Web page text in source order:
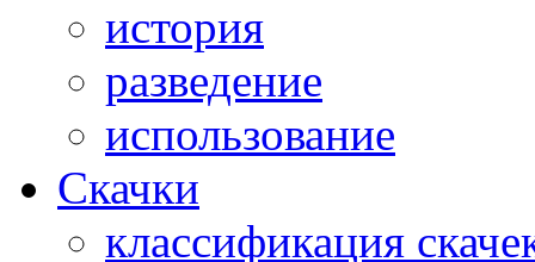
история
разведение
использование
Скачки
классификация